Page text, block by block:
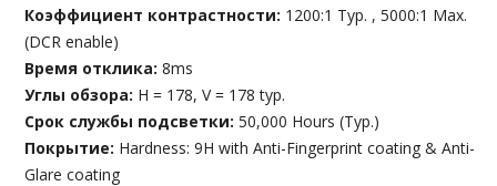
Коэффициент контрастности: 1200:1 Typ. , 5000:1 Max.
(DCR enable)
Время отклика:8ms
Углы обзора: H = 178, V = 178 typ.
Срок службы подсветки:50,000 Hours (Typ.)
Покрытие: Hardness: 9H with Anti-Fingerprint coating & Anti-
Glare coating